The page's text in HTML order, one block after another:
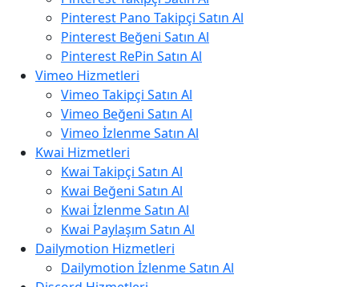
Pinterest Pano Takipçi Satın Al
Pinterest Beğeni Satın Al
Pinterest RePin Satın Al
Vimeo Hizmetleri
Vimeo Takipçi Satın Al
Vimeo Beğeni Satın Al
Vimeo İzlenme Satın Al
Kwai Hizmetleri
Kwai Takipçi Satın Al
Kwai Beğeni Satın Al
Kwai İzlenme Satın Al
Kwai Paylaşım Satın Al
Dailymotion Hizmetleri
Dailymotion İzlenme Satın Al